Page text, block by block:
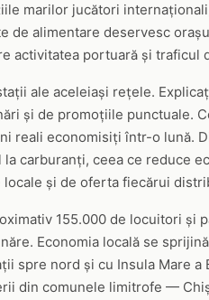
marilor jucători
de alimentare deservesc
activitatea portuară și
ale aceleiași rețele.
și de promoțiile punctuale.
reali economisiți într-o lună.
la carburanți, ceea ce
și de oferta fiecărui
155.000 de locuitori și
Economia locală se
spre nord și cu Insula Mare
din comunele limitrofe —